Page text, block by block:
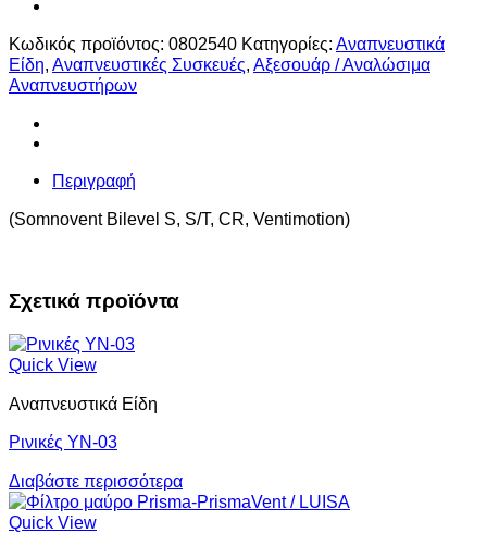
Κωδικός προϊόντος: 0802540 Κατηγορίες: Αναπνευστικά
Είδη, Αναπνευστικές Συσκευές, Αξεσουάρ / Αναλώσιμα
Αναπνευστήρων
Περιγραφή
(Somnovent Bilevel S, S/T, CR, Ventimotion)
Σχετικά προϊόντα
Quick View
Αναπνευστικά Είδη
Ρινικές YN-03
Διαβάστε περισσότερα
Quick View